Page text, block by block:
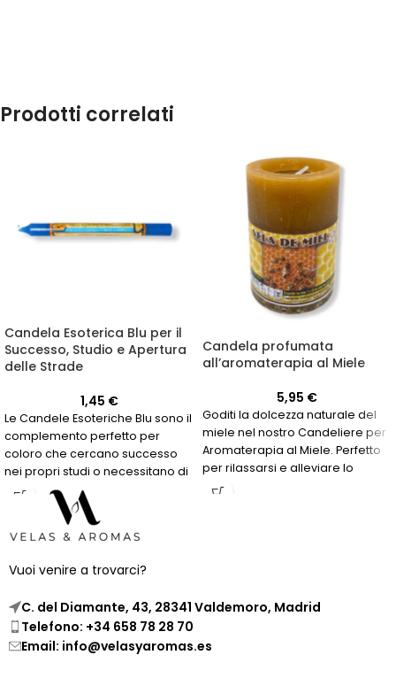
Prodotti correlati
Candela Esoterica Blu per il
Successo, Studio e Apertura
delle Strade
1,45 €
Le Candele Esoteriche Blu sono il
complemento perfetto per
coloro che cercano successo
nei propri studi o necessitano di
una via d'apertura per
raggiungere i propri obiettivi. Il
loro colore simboleggia la
serenità e la fiducia, aiutando a
ottimale per il raggiungimento
Candela profumata
all’aromaterapia al Miele
5,95 €
Goditi la dolcezza naturale del
miele nel nostro Candeliere per
Aromaterapia al Miele. Perfetto
per rilassarsi e alleviare lo
stress.
Vuoi venire a trovarci?
C. del Diamante, 43, 28341 Valdemoro, Madrid
Telefono: +34 658 78 28 70
Email: info@velasyaromas.es